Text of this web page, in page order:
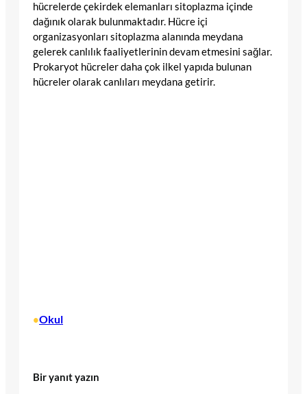
hücrelerde çekirdek elemanları sitoplazma içinde
dağınık olarak bulunmaktadır. Hücre içi
organizasyonları sitoplazma alanında meydana
gelerek canlılık faaliyetlerinin devam etmesini sağlar.
Prokaryot hücreler daha çok ilkel yapıda bulunan
hücreler olarak canlıları meydana getirir.
•Okul
Bir yanıt yazın